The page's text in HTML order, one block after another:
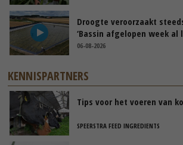
Droogte veroorzaakt
‘Bassin afgelopen week al
06-08-2026
KENNISPARTNERS
Tips voor het voeren van
SPEERSTRA FEED INGREDIENTS